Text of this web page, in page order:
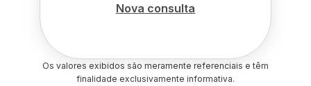
Nova consulta
Os valores exibidos são meramente referenciais e têm
finalidade exclusivamente informativa.